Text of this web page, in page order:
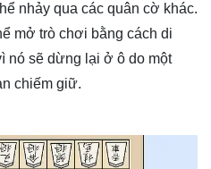
nhảy qua các quân cờ khác.
mở trò chơi bằng cách di
nó sẽ dừng lại ở ô do một
chiếm giữ.